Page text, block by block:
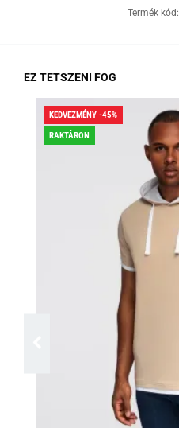
Termék kód:
EZ TETSZENI FOG
KEDVEZMÉNY -45%
RAKTÁRON